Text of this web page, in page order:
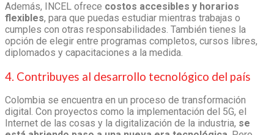
Además, INCEL ofrece costos accesibles y horarios
flexibles, para que puedas estudiar mientras trabajas o
cumples con otras responsabilidades. También tienes la
opción de elegir entre programas completos, cursos libres,
diplomados y capacitaciones a la medida.
4. Contribuyes al desarrollo tecnológico del país
Colombia se encuentra en un proceso de transformación
digital. Con proyectos como la implementación del 5G, el
Internet de las cosas y la digitalización de la industria, se